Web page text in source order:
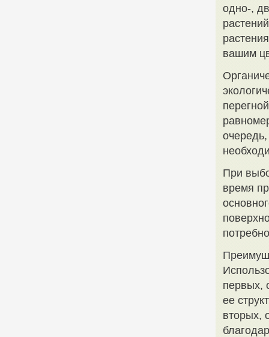
одно-,
вашим
При
время
первых,
ее
вторых,